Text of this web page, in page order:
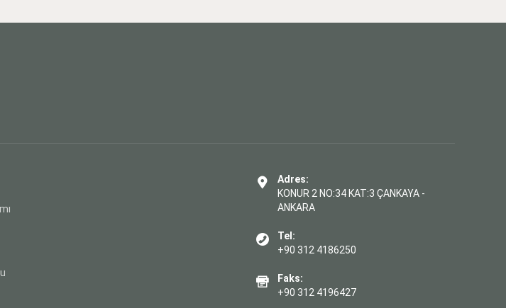
Adres:
KONUR 2 NO:34 KAT:3 ÇANKAYA -
ANKARA
Tel:
+90 312 4186250
Faks:
+90 312 4196427